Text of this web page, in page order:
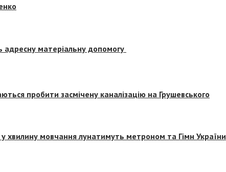
матеріальну допомогу
пробити засмічену каналізацію на Грушевського
хвилину мовчання лунатимуть метроном та Гімн України